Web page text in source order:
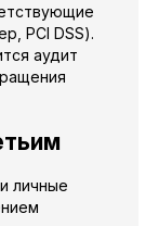
PCI DSS).
аудит
личные